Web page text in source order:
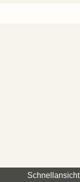
Schnellansicht